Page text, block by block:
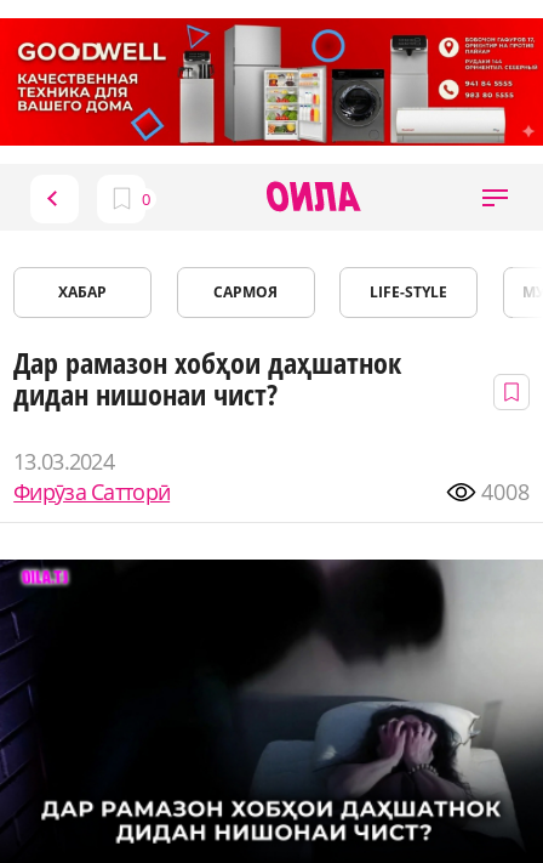
ХАБАР САРМОЯ LIFE-STYLE
Дар рамазон хобҳои даҳшатнок
дидан нишонаи чист?
13.03.2024
Фирӯза Сатторӣ
4008